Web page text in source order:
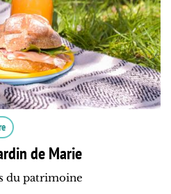
de Marie
du patrimoine